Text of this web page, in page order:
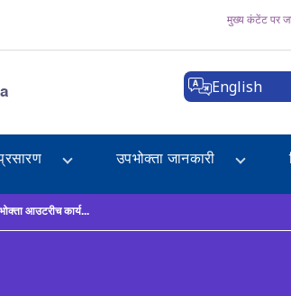
मुख्य कंटेंट पर
English
उपभोक्ता जानकारी
आउटरीच कार्य...